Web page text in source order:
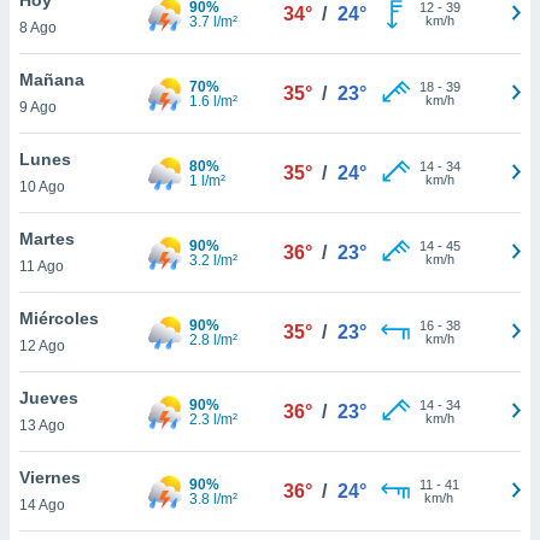
en
más
nuestra
de
cookies
aceptar
8 Ago
90%
3.7 l/m²
34° / 24° 12- 39
km/h
Mañana
9 Ago
70%
1.6 l/m²
35° / 23° 18- 39
km/h
Lunes
10 Ago
80%
1 l/m²
35° / 24° 14- 34
km/h
Martes
11 Ago
90%
3.2 l/m²
36° / 23° 14- 45
km/h
Miércoles
12 Ago
90%
2.8 l/m²
35° / 23° 16- 38
km/h
Jueves
13 Ago
90%
2.3 l/m²
36° / 23° 14- 34
km/h
Viernes
14 Ago
90%
3.8 l/m²
36° / 24° 11 - 41
km/h